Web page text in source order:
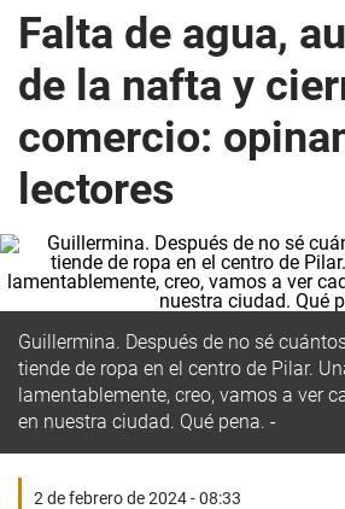
Falta de agua,
de la nafta y
comercio:
lectores
Guillermina. Después de no sé
tiende de ropa en el centro de Pilar.
lamentablemente, creo, vamos a ver
en nuestra ciudad. Qué pena.
2 de febrero de 2024 - 08:33